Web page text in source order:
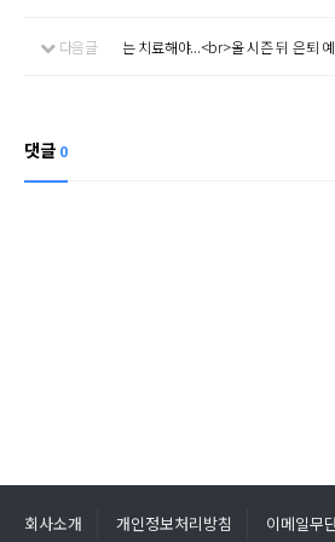
다음글 는 치료해야...<br>올 시즌 뒤 은퇴
댓글 0
회사소개 개인정보처리방침 이메일무